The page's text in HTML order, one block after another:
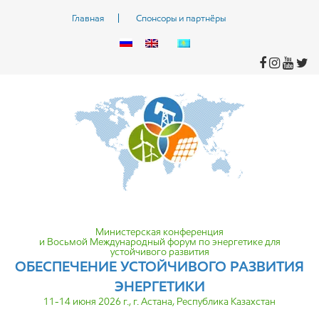
Главная Спонсоры и партнёры
Министерская конференция
и Восьмой Международный форум по энергетике для
устойчивого развития
ОБЕСПЕЧЕНИЕ УСТОЙЧИВОГО РАЗВИТИЯ
ЭНЕРГЕТИКИ
11-14 июня 2026 г., г. Астана, Республика Казахстан